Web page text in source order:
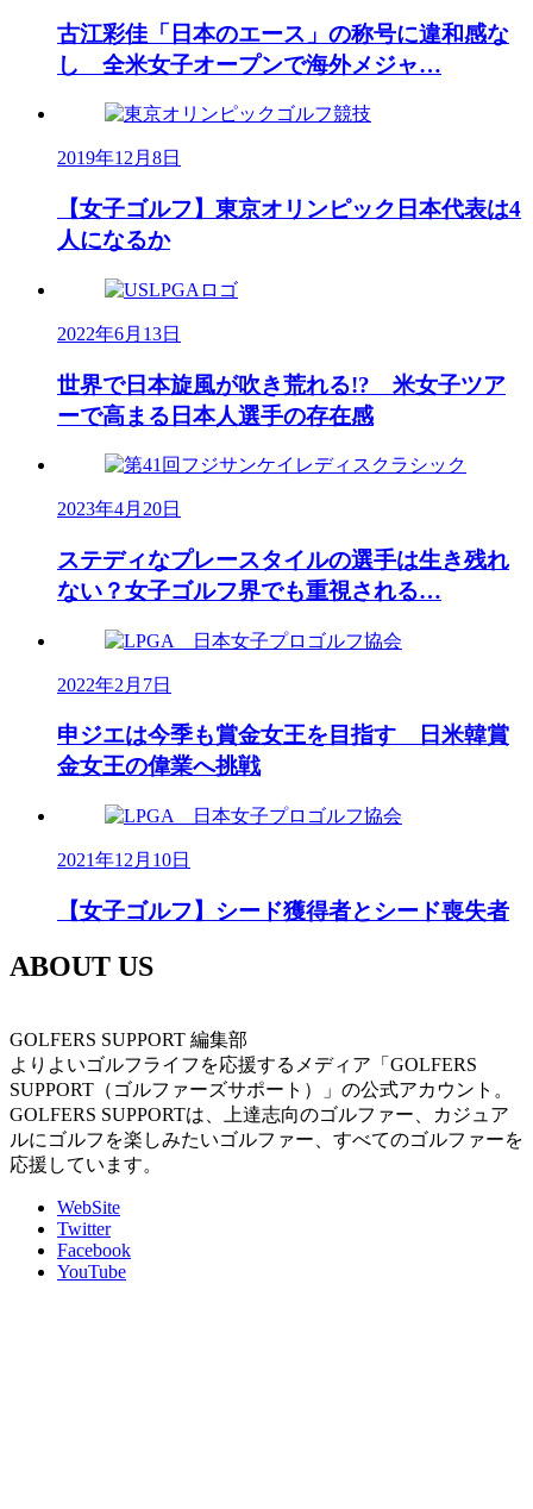
古江彩佳「日本のエース」の称号に違和感な
し 全米女子オープンで海外メジャ…
2019年12月8日
【女子ゴルフ】東京オリンピック日本代表は4
人になるか
2022年6月13日
世界で日本旋風が吹き荒れる!? 米女子ツア
ーで高まる日本人選手の存在感
2023年4月20日
ステディなプレースタイルの選手は生き残れ
ない？女子ゴルフ界でも重視される…
2022年2月7日
申ジエは今季も賞金女王を目指す 日米韓賞
金女王の偉業へ挑戦
2021年12月10日
【女子ゴルフ】シード獲得者とシード喪失者
ABOUT US
GOLFERS SUPPORT 編集部
よりよいゴルフライフを応援するメディア「GOLFERS
SUPPORT（ゴルファーズサポート）」の公式アカウント。
GOLFERS SUPPORTは、上達志向のゴルファー、カジュア
ルにゴルフを楽しみたいゴルファー、すべてのゴルファーを
応援しています。
WebSite
Twitter
Facebook
YouTube